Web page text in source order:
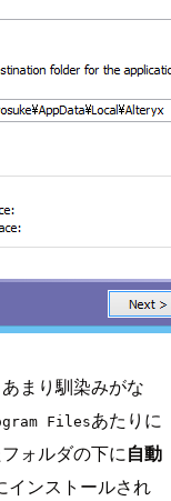
まり馴染みがな
Filesあたりに
ォルダの下に自動
インストールされ